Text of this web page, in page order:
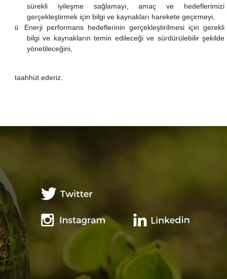
sürekli iyileşme sağlamayı, amaç ve hedeflerimizi
gerçekleştirmek için bilgi ve kaynakları harekete geçirmeyi,
ü
Enerji performans hedeflerinin gerçekleştirilmesi için gerekli
bilgi ve kaynakların temin edileceği ve sürdürülebilir şekilde
yönetileceğini,
taahhüt ederiz.